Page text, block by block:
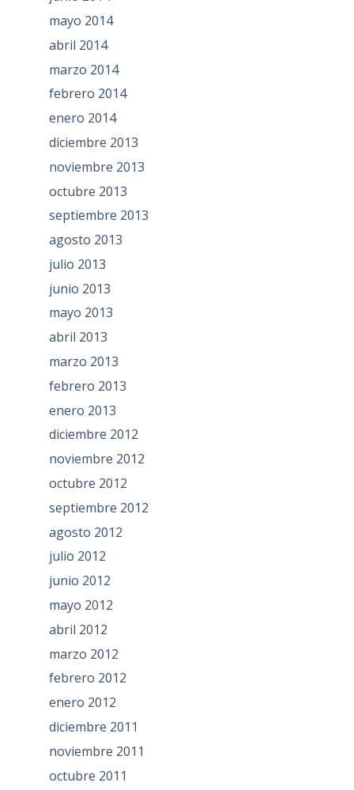
mayo 2014
abril 2014
marzo 2014
febrero 2014
enero 2014
diciembre 2013
noviembre 2013
octubre 2013
septiembre 2013
agosto 2013
julio 2013
junio 2013
mayo 2013
abril 2013
marzo 2013
febrero 2013
enero 2013
diciembre 2012
noviembre 2012
octubre 2012
septiembre 2012
agosto 2012
julio 2012
junio 2012
mayo 2012
abril 2012
marzo 2012
febrero 2012
enero 2012
diciembre 2011
noviembre 2011
octubre 2011